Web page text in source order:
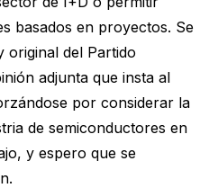
basados en proyectos. Se
original del Partido
adjunta que insta al
por considerar la
de semiconductores en
y espero que se